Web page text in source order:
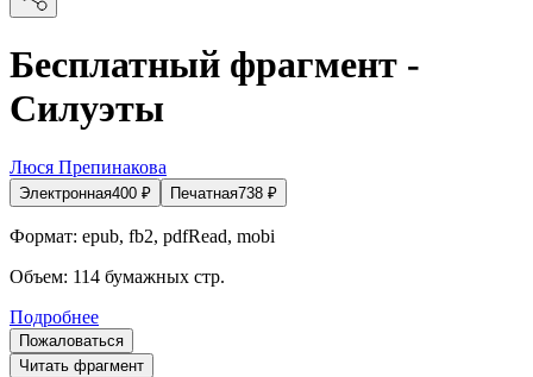
Бесплатный фрагмент -
Силуэты
Люся Препинакова
Электронная400 ₽ Печатная738 ₽
Формат: epub, fb2, pdfRead, mobi
Объем: 114 бумажных стр.
Подробнее
Пожаловаться
Читать фрагмент